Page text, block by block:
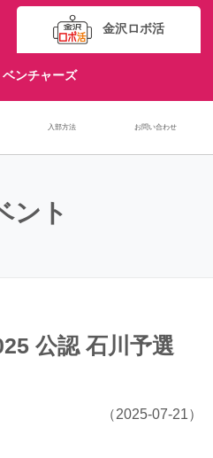
金沢ロボ活
ベンチャーズ
入部方法 お問い合わせ
ント
公認 石川予選
（2025-07-21）